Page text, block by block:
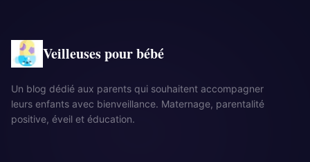
Veilleuses pour bébé
Un blog dédié aux parents qui souhaitent accompagner
leurs enfants avec bienveillance. Maternage, parentalité
positive, éveil et éducation.